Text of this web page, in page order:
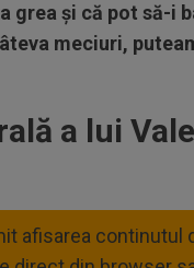
grea și că pot să-i
meciuri,
a lui
afisarea continutul